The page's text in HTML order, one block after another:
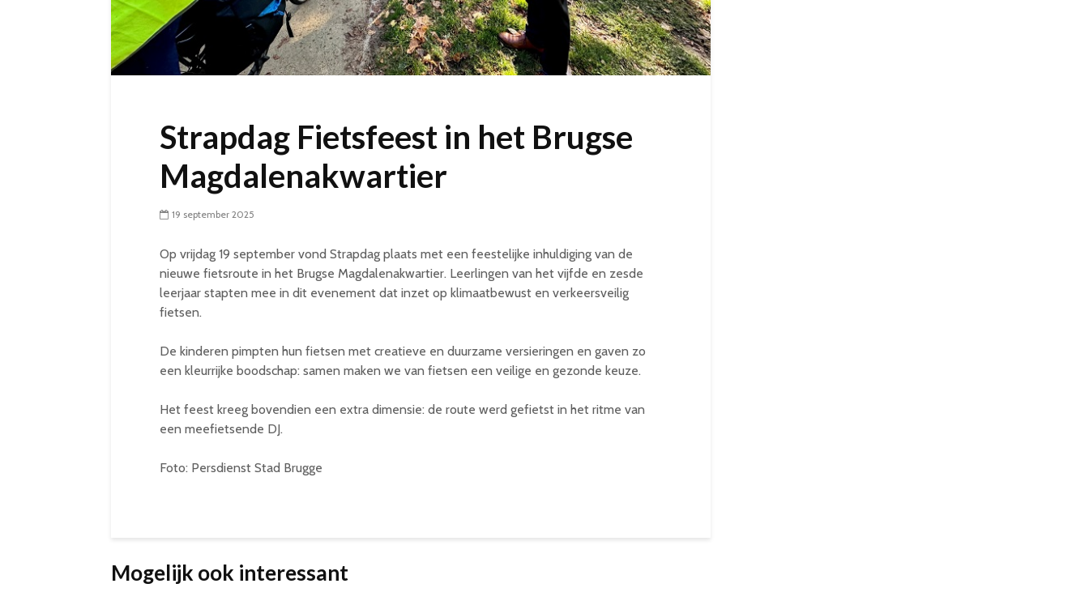
Strapdag Fietsfeest in het Brugse
Magdalenakwartier
19 september 2025
Op vrijdag 19 september vond Strapdag plaats met een feestelijke inhuldiging van de
nieuwe fietsroute in het Brugse Magdalenakwartier. Leerlingen van het vijfde en zesde
leerjaar stapten mee in dit evenement dat inzet op klimaatbewust en verkeersveilig
fietsen.
De kinderen pimpten hun fietsen met creatieve en duurzame versieringen en gaven zo
een kleurrijke boodschap: samen maken we van fietsen een veilige en gezonde keuze.
Het feest kreeg bovendien een extra dimensie: de route werd gefietst in het ritme van
een meefietsende DJ.
Foto: Persdienst Stad Brugge
Mogelijk ook interessant